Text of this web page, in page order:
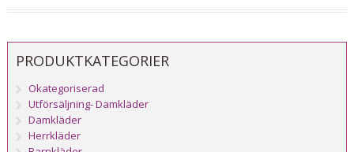
PRODUKTKATEGORIER
Okategoriserad
Utförsäljning- Damkläder
Damkläder
Herrkläder